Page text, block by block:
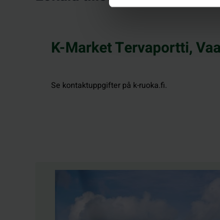
K-Market Tervaportti,
Se kontaktuppgifter på k-ruoka.fi.